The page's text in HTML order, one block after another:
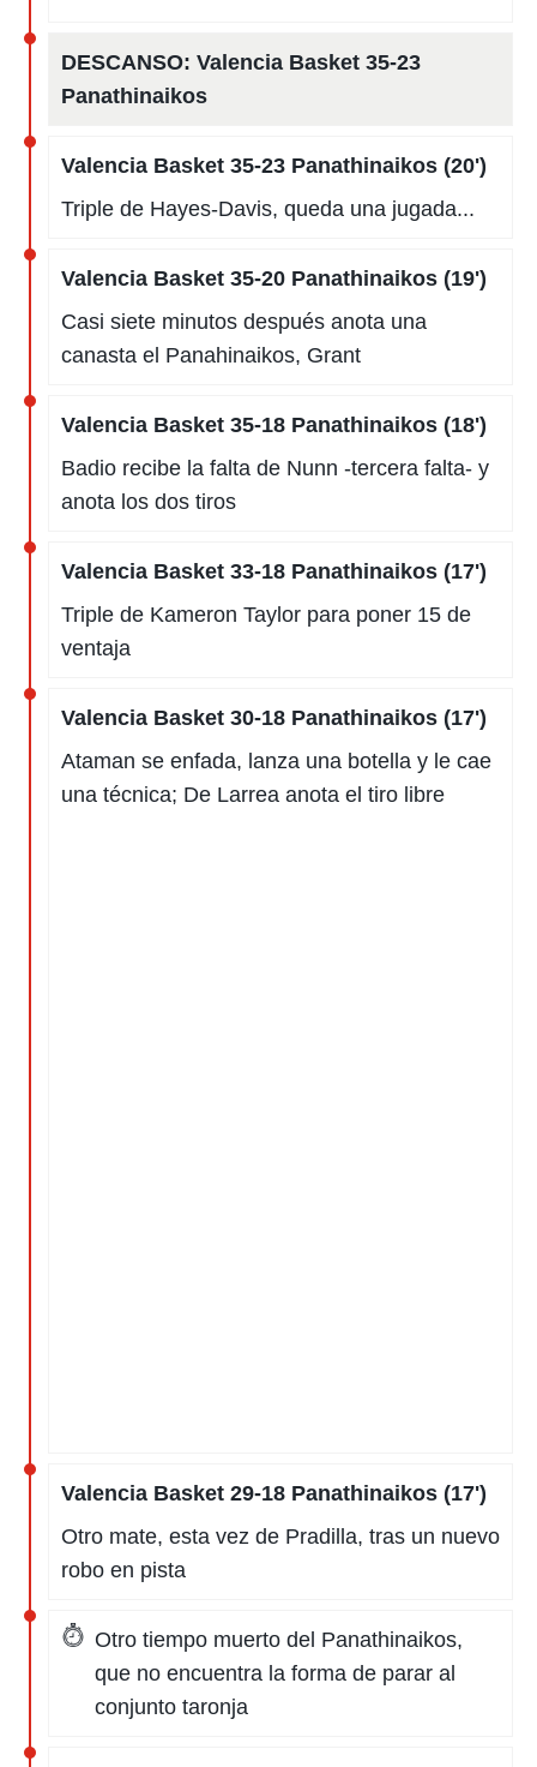
DESCANSO: Valencia Basket 35-23
Panathinaikos
Valencia Basket 35-23 Panathinaikos (20')
Triple de Hayes-Davis, queda una jugada...
Valencia Basket 35-20 Panathinaikos (19')
Casi siete minutos después anota una
canasta el Panahinaikos, Grant
Valencia Basket 35-18 Panathinaikos (18')
Badio recibe la falta de Nunn -tercera falta- y
anota los dos tiros
Valencia Basket 33-18 Panathinaikos (17')
Triple de Kameron Taylor para poner 15 de
ventaja
Valencia Basket 30-18 Panathinaikos (17')
Ataman se enfada, lanza una botella y le cae
una técnica; De Larrea anota el tiro libre
Valencia Basket 29-18 Panathinaikos (17')
Otro mate, esta vez de Pradilla, tras un nuevo
robo en pista
Otro tiempo muerto del Panathinaikos,
que no encuentra la forma de parar al
conjunto taronja